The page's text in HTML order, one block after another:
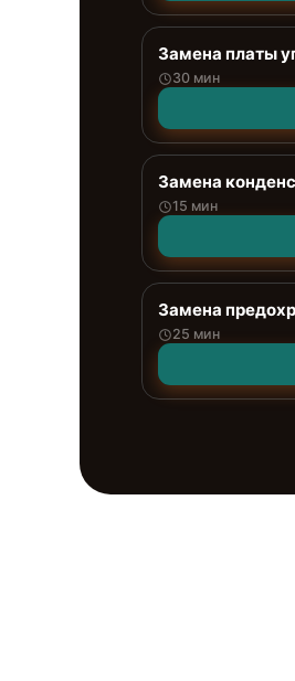
Замена платы
30 мин
Замена
15 мин
Замена
25 мин